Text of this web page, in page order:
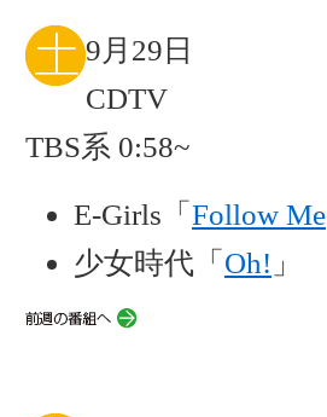
9月29日
CDTV
TBS系 0:58~
E-Girls「 Follow Me
少女時代「 Oh! 」